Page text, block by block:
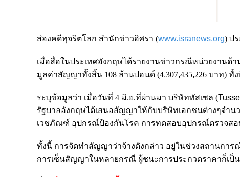
ส่องคดีทุจริตโลก สำนักข่าวอิศรา (www.isranews.org) ปร
เมื่อสื่อในประเทศอังกฤษได้รายงานข่าวกรณีหน่วยงาน
มูลค่าสัญญาทั้งสิ้น 108 ล้านปอนด์ (4,307,435,226 บาท) ทั้
ระบุข้อมูลว่า เมื่อวันที่ 4 มิ.ย.ที่ผ่านมา บริษัททัสเซล (Tussell
รัฐบาลอังกฤษได้เสนอสัญญาให้กับบริษัทเอกชนต่างๆจำ
เวชภัณฑ์ อุปกรณ์ป้องกันโรค การทดสอบอุปกรณ์ตรวจสอ
ทั้งนี้ การจัดทำสัญญาว่าจ้างดังกล่าว อยู่ในช่วงสถานกา
การเซ็นสัญญาในหลายกรณี ผู้ชนะการประกวดราคาก็เป็